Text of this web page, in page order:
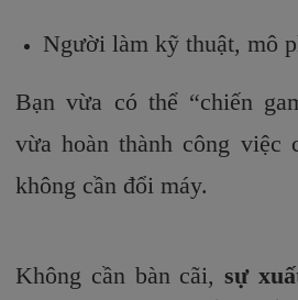
Người làm kỹ thuật, mô
Bạn vừa có thể “chiến
vừa hoàn thành công việc
không cần đổi máy.
Không cần bàn cãi, sự